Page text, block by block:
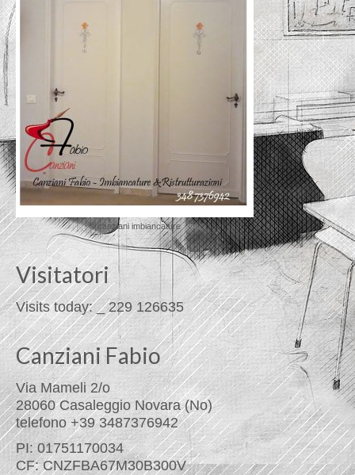
© canziani imbiancature
Visitatori
Visits today: _ 229 126635
Canziani Fabio
Via Mameli 2/o
28060 Casaleggio Novara (No)
telefono +39 3487376942
PI: 01751170034
CF: CNZFBA67M30B300V